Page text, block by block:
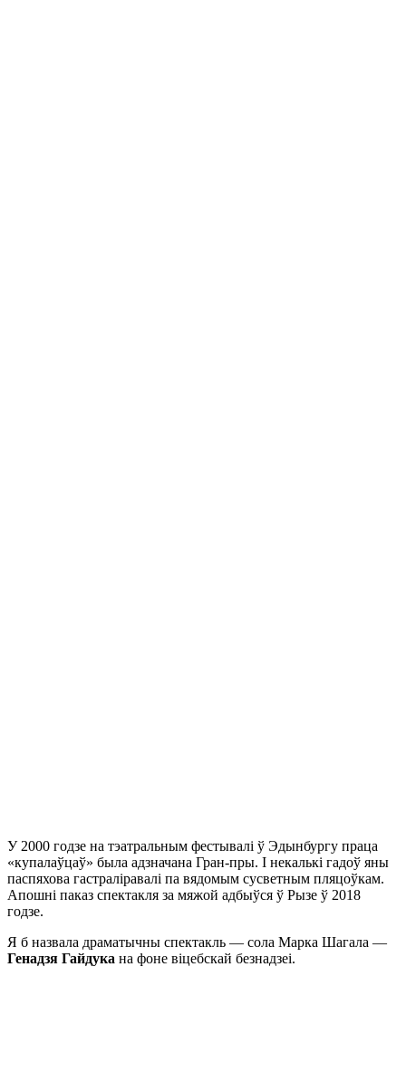
У 2000 годзе на тэатральным фестывалі ў Эдынбургу праца
«купалаўцаў» была адзначана Гран-пры. І некалькі гадоў яны
паспяхова гастраліравалі па вядомым сусветным пляцоўкам.
Апошні паказ спектакля за мяжой адбыўся ў Рызе ў 2018
годзе.
Я б назвала драматычны спектакль — сола Марка Шагала —
Генадзя Гайдука на фоне віцебскай безнадзеі.